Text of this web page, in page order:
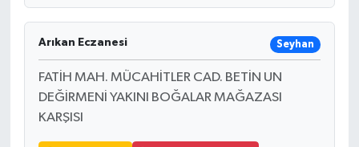
Arıkan Eczanesi Seyhan
FATİH MAH. MÜCAHİTLER CAD. BETİN UN
DEĞİRMENİ YAKINI BOĞALAR MAĞAZASI
KARŞISI